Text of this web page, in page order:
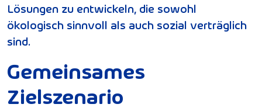
Lösungen zu entwickeln, die sowohl
ökologisch sinnvoll als auch sozial verträglich
sind.
Gemeinsames
Zielszenario